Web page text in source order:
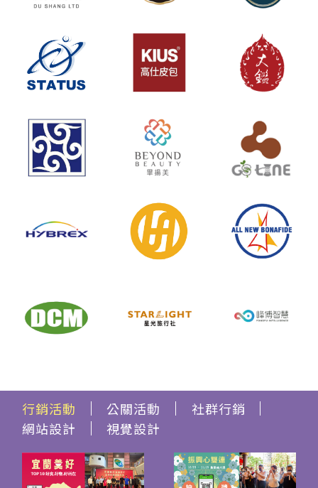
行銷活動 公關活動
社群行銷
網站設計
視覺設計